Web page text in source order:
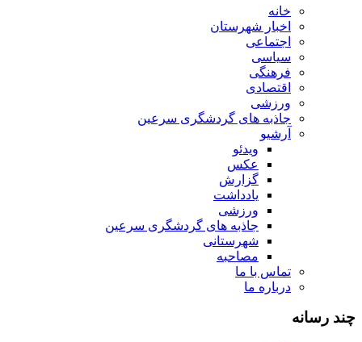
خانه
اخبار شهرستان
اجتماعی
سیاسی
فرهنگی
اقتصادی
ورزشی
جاذبه های گردشگری سرعین
آرشیو
ویدئو
عکس
گزارش
یادداشت
ورزشی
جاذبه های گردشگری سرعین
شهرستانی
مصاحبه
تماس با ما
درباره ما
چند رسانه